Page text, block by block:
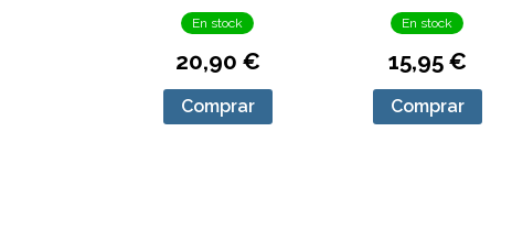
En stock
20,90 €
Comprar
En stock
15,95 €
Comprar